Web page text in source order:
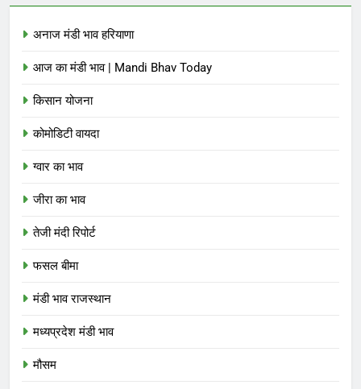
अनाज मंडी भाव हरियाणा
आज का मंडी भाव | Mandi Bhav Today
किसान योजना
कोमोडिटी वायदा
ग्वार का भाव
जीरा का भाव
तेजी मंदी रिपोर्ट
फसल बीमा
मंडी भाव राजस्थान
मध्यप्रदेश मंडी भाव
मौसम